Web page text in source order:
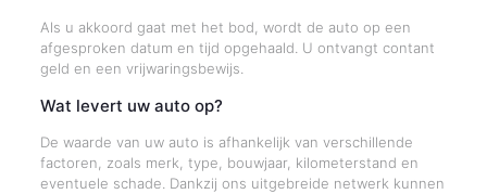
Als u akkoord gaat met het bod, wordt de auto op een
afgesproken datum en tijd opgehaald. U ontvangt contant
geld en een vrijwaringsbewijs.
Wat levert uw auto op?
De waarde van uw auto is afhankelijk van verschillende
factoren, zoals merk, type, bouwjaar, kilometerstand en
eventuele schade. Dankzij ons uitgebreide netwerk kunnen